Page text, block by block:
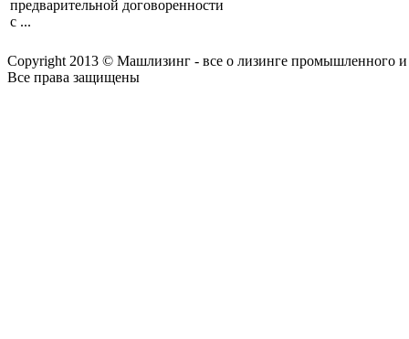
предварительной договоренности
с ...
Copyright 2013 © Машлизинг - все о лизинге промышленного и
Все права защищены